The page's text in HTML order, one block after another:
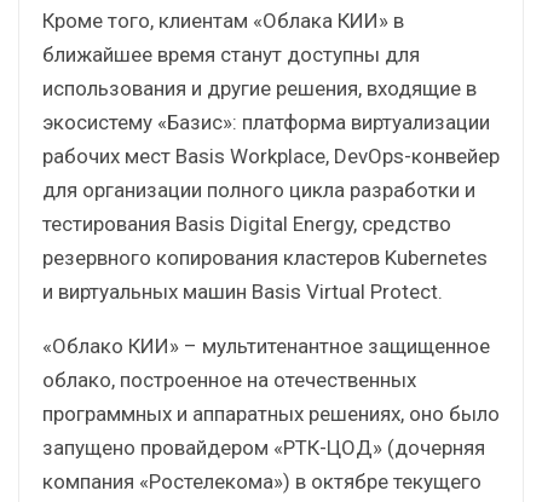
Кроме того, клиентам «Облака КИИ» в
ближайшее время станут доступны для
использования и другие решения, входящие в
экосистему «Базис»: платформа виртуализации
рабочих мест Basis Workplace, DevOps-конвейер
для организации полного цикла разработки и
тестирования Basis Digital Energy, средство
резервного копирования кластеров Kubernetes
и виртуальных машин Basis Virtual Protect.
«Облако КИИ» – мультитенантное защищенное
облако, построенное на отечественных
программных и аппаратных решениях, оно было
запущено провайдером «РТК-ЦОД» (дочерняя
компания «Ростелекома») в октябре текущего